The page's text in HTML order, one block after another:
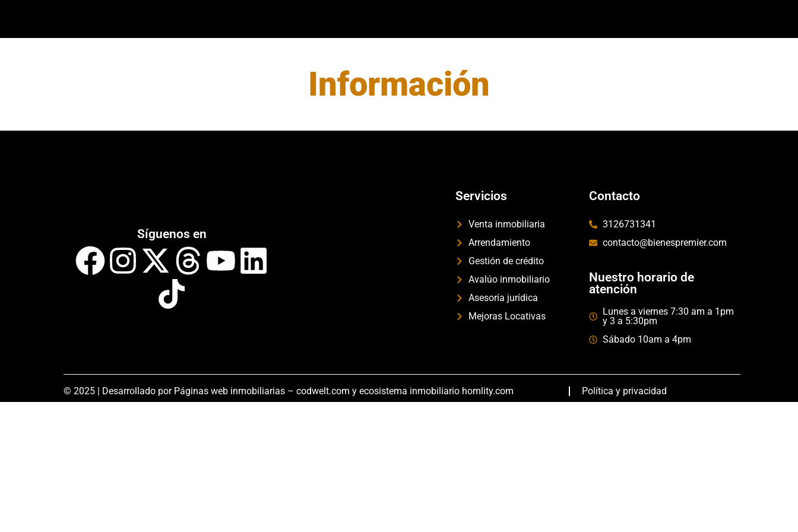
Información
Síguenos en
Servicios
Venta inmobiliaria
Arrendamiento
Gestión de crédito
Avalúo inmobiliario
Asesoría jurídica
Mejoras Locativas
Contacto
3126731341
contacto@bienespremier.com
Nuestro horario de
atención
Lunes a viernes 7:30 am a 1pm
y 3 a 5:30pm
Sábado 10am a 4pm
© 2025 | Desarrollado por Páginas web inmobiliarias – codwelt.com y ecosistema inmobiliario homlity.com Política y privacidad